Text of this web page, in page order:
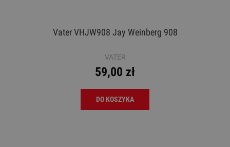
Vater VHJW908 Jay Weinberg 908
VATER
59,00 zł
DO KOSZYKA